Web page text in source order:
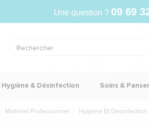
Une question ? 09 69
Hygiène & Désinfection Soins &
Matériel Professionnel Hygiene Et Desinfection